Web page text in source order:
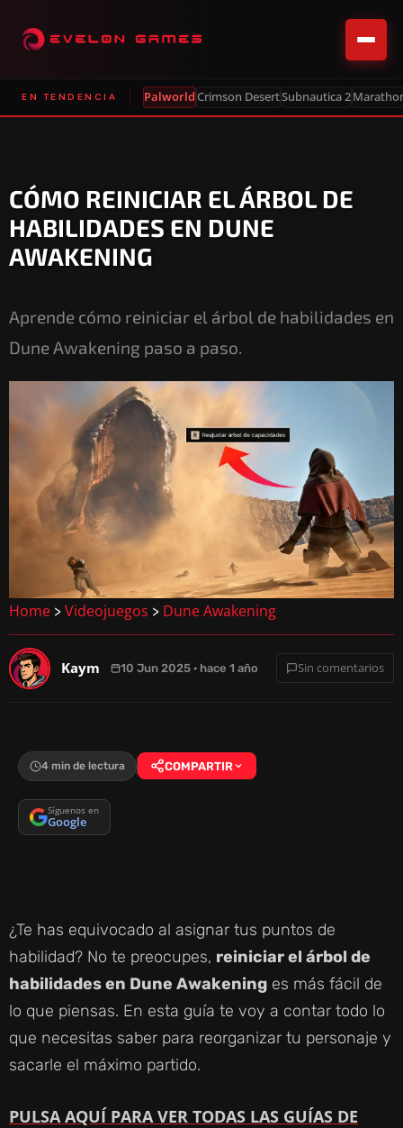
EN TENDENCIA PalworldCrimson DesertSubnautica 2
CÓMO REINICIAR EL ÁRBOL DE
HABILIDADES EN DUNE
AWAKENING
Aprende cómo reiniciar el árbol de habilidades en
Dune Awakening paso a paso.
Home > Videojuegos > Dune Awakening
Kaym 10 Jun 2025 · hace 1 año Sin comentarios
4 min de lectura COMPARTIR
Síguenos en
Google
¿Te has equivocado al asignar tus puntos de
habilidad? No te preocupes, reiniciar el árbol de
habilidades en Dune Awakening es más fácil de
lo que piensas. En esta guía te voy a contar todo lo
que necesitas saber para reorganizar tu personaje y
sacarle el máximo partido.
PULSA AQUÍ PARA VER TODAS LAS GUÍAS DE